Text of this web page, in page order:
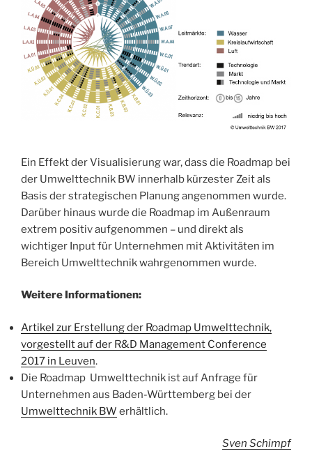
Ein Effekt der Visualisierung war, dass die Roadmap bei
der Umwelttechnik BW innerhalb kürzester Zeit als
Basis der strategischen Planung angenommen wurde.
Darüber hinaus wurde die Roadmap im Außenraum
extrem positiv aufgenommen – und direkt als
wichtiger Input für Unternehmen mit Aktivitäten im
Bereich Umwelttechnik wahrgenommen wurde.
Weitere Informationen:
Artikel zur Erstellung der Roadmap Umwelttechnik,
vorgestellt auf der R&D Management Conference
2017 in Leuven.
Die Roadmap Umwelttechnik ist auf Anfrage für
Unternehmen aus Baden-Württemberg bei der
Umwelttechnik BW erhältlich.
Sven Schimpf